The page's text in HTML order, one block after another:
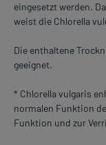
eingesetzt werden.
weist die Chlorella
Die enthaltene
geeignet.
* Chlorella vulgaris
normalen Funktion
Funktion und zur